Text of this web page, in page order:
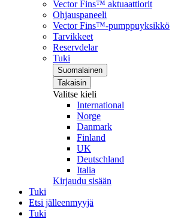
Vector Fins™ aktuaattiorit
Ohjauspaneeli
Vector Fins™-pumppuyksikkö
Tarvikkeet
Reservdelar
Tuki
Suomalainen
Takaisin
Valitse kieli
International
Norge
Danmark
Finland
UK
Deutschland
Italia
Kirjaudu sisään
Tuki
Etsi jälleenmyyjä
Tuki